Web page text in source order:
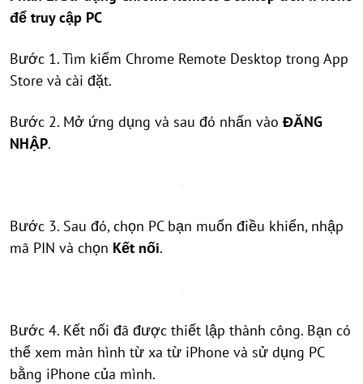
để truy cập PC
Bước 1. Tìm kiếm Chrome Remote Desktop trong App
Store và cài đặt.
Bước 2. Mở ứng dụng và sau đó nhấn vào ĐĂNG
NHẬP.
Bước 3. Sau đó, chọn PC bạn muốn điều khiển, nhập
mã PIN và chọn Kết nối.
Bước 4. Kết nối đã được thiết lập thành công. Bạn có
thể xem màn hình từ xa từ iPhone và sử dụng PC
bằng iPhone của mình.